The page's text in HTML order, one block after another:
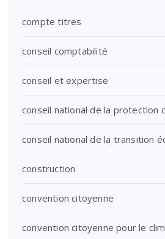
compte titres
conseil comptabilité
conseil et expertise
conseil national de la protection
conseil national de la transition
construction
convention citoyenne
convention citoyenne pour le